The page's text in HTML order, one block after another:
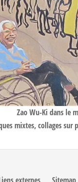
Zao Wu-Ki dans le
mixtes, collages sur